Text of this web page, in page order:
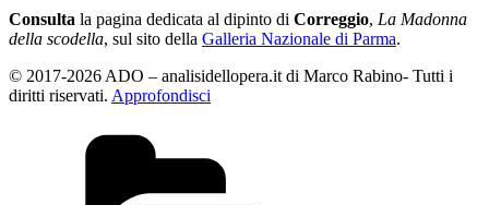
Consulta la pagina dedicata al dipinto di Correggio, La Madonna
della scodella, sul sito della Galleria Nazionale di Parma.
© 2017-2026 ADO – analisidellopera.it di Marco Rabino- Tutti i
diritti riservati. Approfondisci